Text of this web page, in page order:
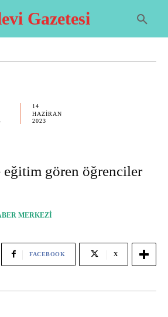
Gazetesi
14
HAZIRAN
2023
eğitim gören öğrenciler
MERKEZI
FACEBOOK X